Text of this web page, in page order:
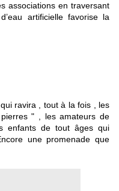
associations en traversant
artificielle favorise la
ravira , tout à la fois , les
" , les amateurs de
enfants de tout âges qui
une promenade que